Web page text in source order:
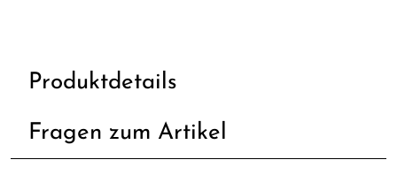
Produktdetails
Fragen zum Artikel